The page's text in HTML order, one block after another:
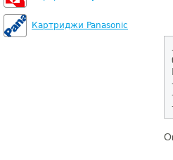
Картриджи Panasonic